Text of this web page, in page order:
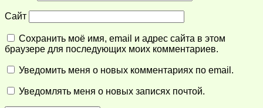
Сайт
Сохранить моё имя, email и адрес сайта в этом
браузере для последующих моих комментариев.
Уведомить меня о новых комментариях по email.
Уведомлять меня о новых записях почтой.